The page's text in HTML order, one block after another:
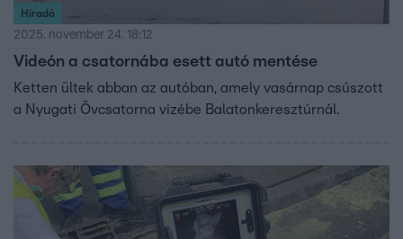
Híradó
2025. november 24. 18:12
Videón a csatornába esett autó mentése
Ketten ültek abban az autóban, amely vasárnap csúszott
a Nyugati Övcsatorna vizébe Balatonkeresztúrnál.